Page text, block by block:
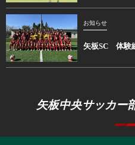
お知らせ
矢板SC 体験
矢板中央サッカー